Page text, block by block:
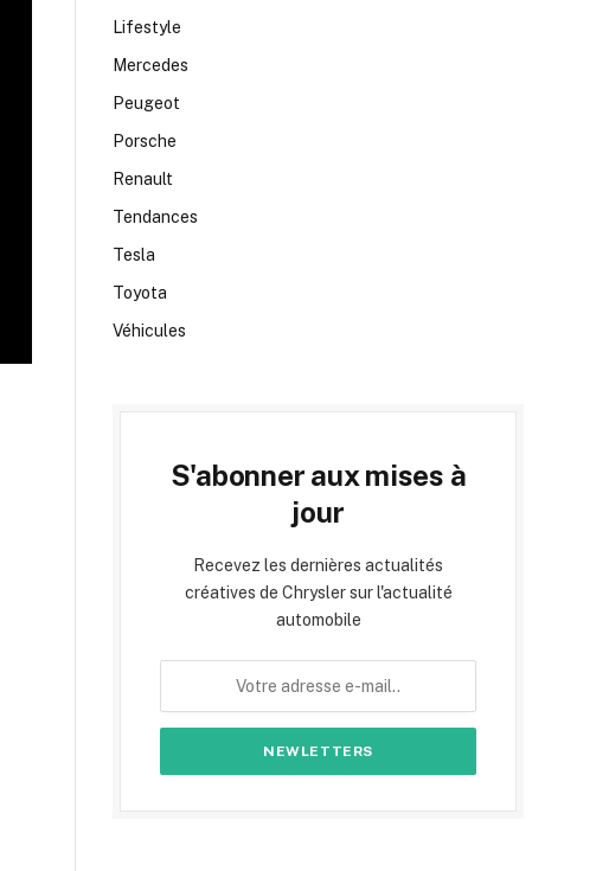
Lifestyle
Mercedes
Peugeot
Porsche
Renault
Tendances
Tesla
Toyota
Véhicules
S'abonner aux mises à
jour
Recevez les dernières actualités
créatives de Chrysler sur l'actualité
automobile